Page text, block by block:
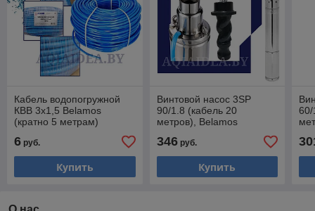
Кабель водопогружной
КВВ 3х1,5 Belamos
(кратно 5 метрам)
6 руб.
Купить
Винтовой насос 3SP
90/1.8 (кабель 20
метров), Belamos
346руб.
Купить
60/